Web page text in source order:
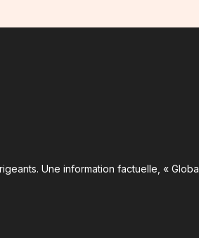
Une information factuelle, «